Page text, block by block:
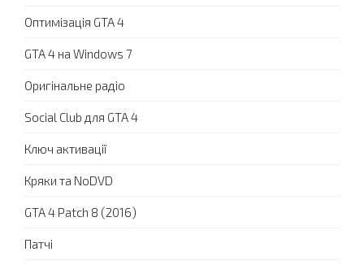
Оптимізація GTA 4
GTA 4 на Windows 7
Оригінальне радіо
Social Club для GTA 4
Ключ активації
Кряки та NoDVD
GTA 4 Patch 8 (2016)
Патчі